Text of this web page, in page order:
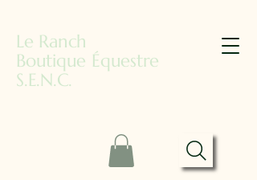
Le Ranch
Boutique Équestre
S.E.N.C.